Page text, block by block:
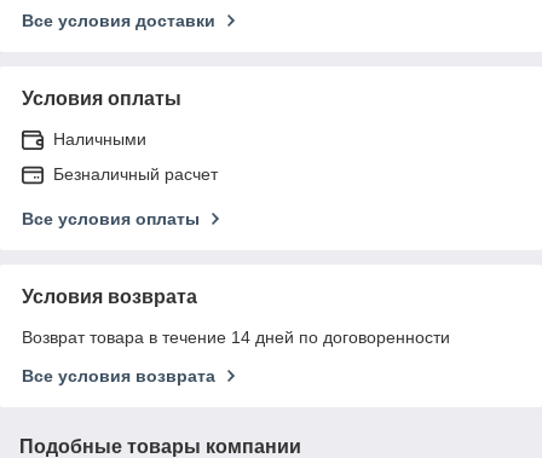
Все условия доставки
Условия оплаты
Наличными
Безналичный расчет
Все условия оплаты
Условия возврата
Возврат товара в течение 14 дней по договоренности
Все условия возврата
Подобные товары компании